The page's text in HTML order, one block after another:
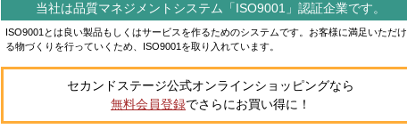
当社は品質マネジメントシステム「ISO9001」認証企業です。
ISO9001とは良い製品もしくはサービスを作るためのシステムです。お客様に満足いただけ
る物づくりを行っていくため、ISO9001を取り入れています。
セカンドステージ公式オンラインショッピングなら
無料会員登録でさらにお買い得に！